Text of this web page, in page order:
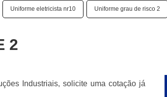
Uniforme eletricista nr10 Uniforme grau de risco 2
2
Industriais, solicite uma cotação já